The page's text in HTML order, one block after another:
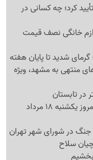
ترامپ را تأیید کرد؛ چه کسانی در
خانگی نصف قیمت
شدید تا پایان هفته
منتهی به مشهد، ویژه
آخرین اخبار نقل‌وانتقالات پرسپولیس امروز یکشنبه 18 مرداد
در شورای شهر تهران
سلاح